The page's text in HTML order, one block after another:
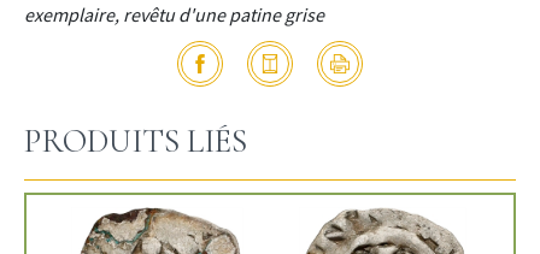
exemplaire, revêtu d'une patine grise
PRODUITS LIÉS